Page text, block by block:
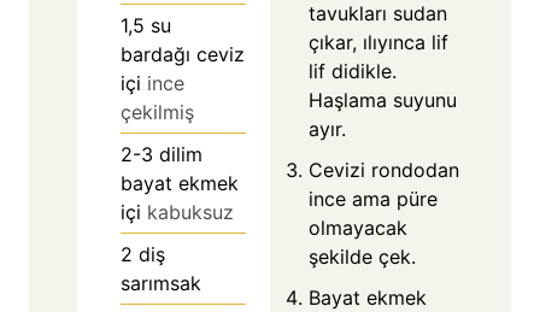
1,5 su
bardağı ceviz
içi ince
çekilmiş
2-3 dilim
bayat ekmek
içi kabuksuz
2 diş
sarımsak
tavukları sudan
çıkar, ılıyınca lif
lif didikle.
Haşlama suyunu
ayır.
Cevizi rondodan
ince ama püre
olmayacak
şekilde çek.
Bayat ekmek